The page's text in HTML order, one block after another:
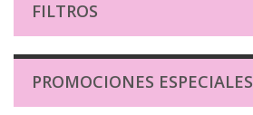
FILTROS
PROMOCIONES ESPECIALES